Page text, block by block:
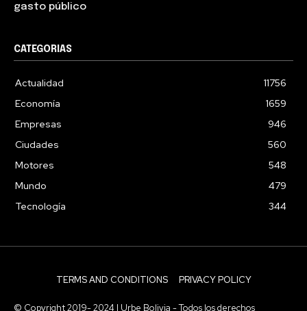
gasto público
CATEGORIAS
Actualidad
11756
Economía
1659
Empresas
946
Ciudades
560
Motores
548
Mundo
479
Tecnología
344
TERMS AND CONDITIONS PRIVACY POLICY
© Copyright 2019- 2024 | Urbe Bolivia - Todos los derechos